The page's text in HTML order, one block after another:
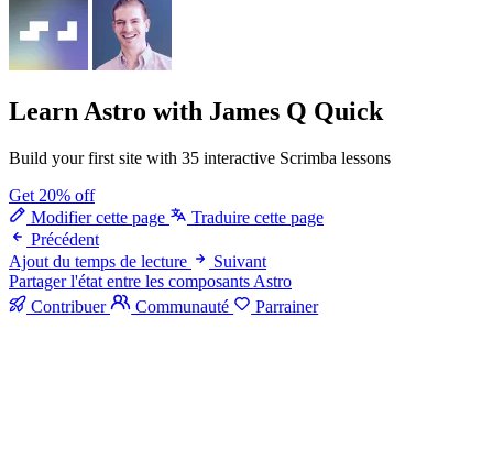
Learn Astro with James Q Quick
Build your first site with 35 interactive Scrimba lessons
Get 20% off
Modifier cette page
Traduire cette page
Précédent
Ajout du temps de lecture
Suivant
Partager l'état entre les composants Astro
Contribuer
Communauté Parrainer